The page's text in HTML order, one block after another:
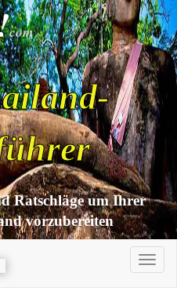
com
Ratschläge um Ihrer
vorzubereiten